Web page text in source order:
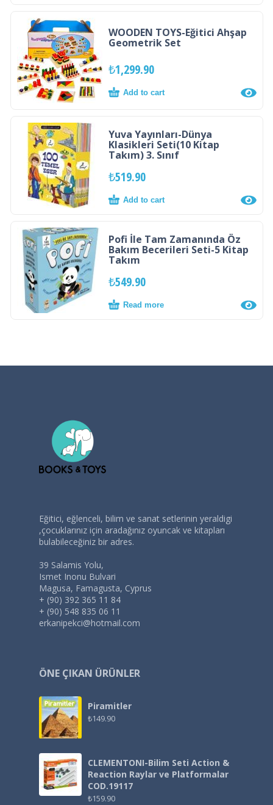
WOODEN TOYS-Eğitici Ahşap
Geometrik Set
₺1,299.90
Add to cart
Yuva Yayınları-Dünya
Klasikleri Seti(10 Kitap
Takım) 3. Sınıf
₺519.90
Add to cart
Pofi İle Tam Zamanında Öz
Bakım Becerileri Seti-5 Kitap
Takım
₺549.90
Read more
Eğitici, eğlenceli, bilim ve sanat setlerinin yeraldigi
,çocuklarınız için aradağınız oyuncak ve kitapları
bulabileceğiniz bir adres.
39 Salamis Yolu,
Ismet Inonu Bulvari
Magusa, Famagusta, Cyprus
+ (90) 392 365 11 84
+ (90) 548 835 06 11
erkanipekci@hotmail.com
ÖNE ÇIKAN ÜRÜNLER
Piramitler
₺149.90
CLEMENTONI-Bilim Seti Action &
Reaction Raylar ve Platformalar
COD.19117
₺159.90